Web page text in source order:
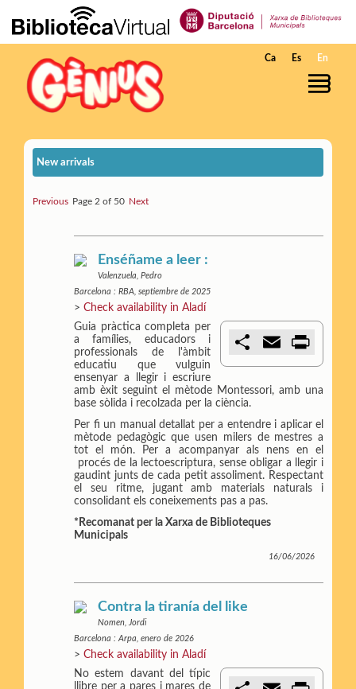
Skip to Main Content
Ca Es En
New arrivals
Previous Page 2 of 50 Next
Enséñame a leer :
Valenzuela, Pedro
Barcelona : RBA, septiembre de 2025
>Check availability in Aladí
a
i
r
m
l
t
Guia pràctica completa per
a famílies, educadors i
professionals de l'àmbit
educatiu que vulguin
ensenyar a llegir i escriure
amb èxit seguint el mètode Montessori, amb una
base sòlida i recolzada per la ciència.
Per fi un manual detallat per a entendre i aplicar el
mètode pedagògic que usen milers de mestres a
tot el món. Per a acompanyar als nens en el
procés de la lectoescriptura, sense obligar a llegir i
gaudint junts de cada petit assoliment. Respectant
el seu ritme, jugant amb materials naturals i
consolidant els coneixements pas a pas.
*Recomanat per la Xarxa de Biblioteques
Municipals
16/06/2026
Contra la tiranía del like
Nomen, Jordi
Barcelona : Arpa, enero de 2026
>Check availability in Aladí
No estem davant del típic
llibre per a pares i mares de